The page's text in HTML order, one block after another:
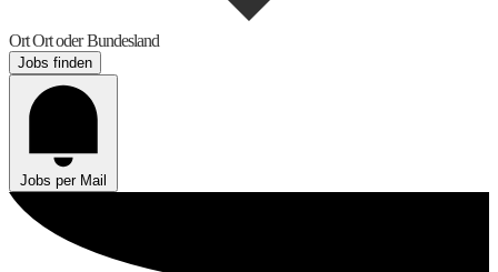
OrtOrt oder Bundesland
Jobs finden
Jobs per Mail